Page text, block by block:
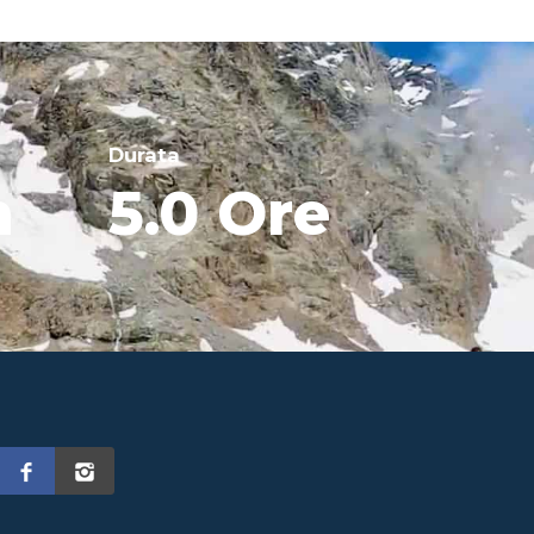
Durata
5.0 Ore